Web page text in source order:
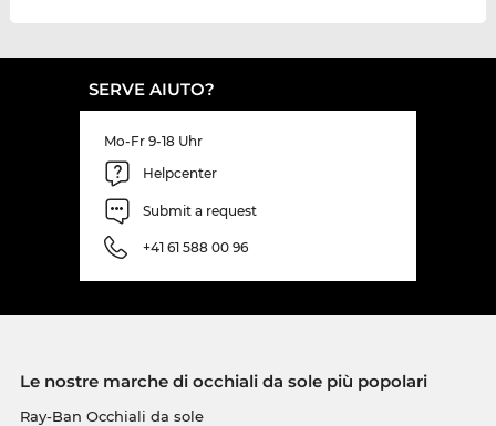
SERVE AIUTO?
Mo-Fr 9-18 Uhr
Helpcenter
Submit a request
+41 61 588 00 96
Le nostre marche di occhiali da sole più popolari
Ray-Ban Occhiali da sole